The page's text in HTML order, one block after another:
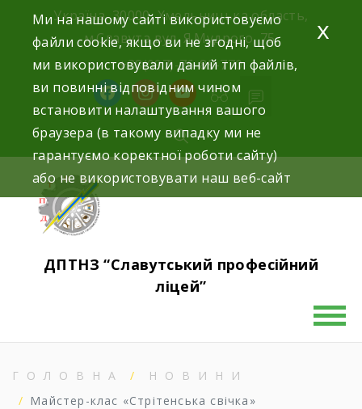
Україна, 30000, Хмельницька область,
м.Славута вул. Я.Мудрого, 75.
+38(097)-76-89-770
ДПТНЗ “Славутський професійний
ліцей”
ГОЛОВНА
НОВИНИ
Майстер-клас «Стрітенська свічка»
Ми на нашому сайті використовуємо
файли cookie, якщо ви не згодні, щоб
ми використовували даний тип файлів,
ви повинні відповідним чином
встановити налаштування вашого
браузера (в такому випадку ми не
гарантуємо коректної роботи сайту)
або не використовувати наш веб-сайт
x